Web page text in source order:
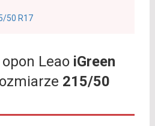
50 R17
Leao iGreen
215/50